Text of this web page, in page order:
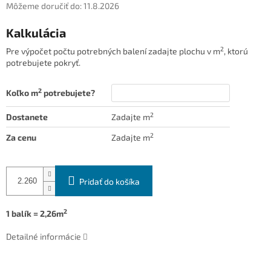
Môžeme doručiť do:11.8.2026
Kalkulácia
Pre výpočet počtu potrebných balení zadajte plochu v m2, ktorú
potrebujete pokryť.
Koľko m2 potrebujete?
Dostanete Zadajte m2
Za cenu Zadajte m2
Pridať do košíka
1 balík = 2,26m2
Detailné informácie